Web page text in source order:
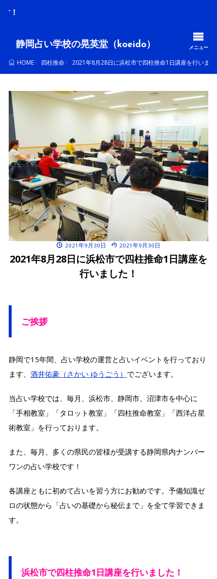
静岡占い学校の晃英堂（koeido） メニュー
HOME 四柱推命 2021年8月28日に浜松市で四柱推命1日講座を行いまし
2021年9月30日 2021年9月30日
2021年8月28日に浜松市で四柱推命1日講座を
行いました！
ご挨拶
静岡で15年間、占い学校の運営と占いイベントを行っており
ます、 酒井佑豪（さかい ゆうごう） でございます。
当占い学校では、毎月、浜松市、静岡市、沼津市を中心に
「手相教室」「タロット教室」「四柱推命教室」「西洋占星
術教室」を行っております。
また、毎月、多くの県民の皆様が受講する静岡県内ナンバー
ワンの占い学校です！
各講座ともに初めて占いを習う方にお勧めです。予備知識ゼ
ロの状態から「占いの基礎から秘伝まで」を全て学習できま
す。
浜松市で四柱推命1日講座を行いました！